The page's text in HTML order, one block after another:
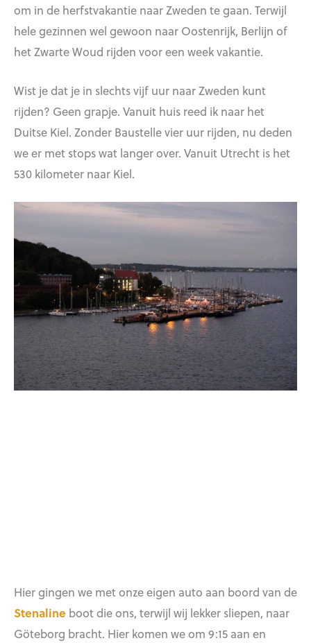
om in de herfstvakantie naar Zweden te gaan. Terwijl
hele gezinnen wel gewoon naar Oostenrijk, Berlijn of
het Zwarte Woud rijden voor een week vakantie.
Wist je dat je in slechts vijf uur naar Zweden kunt
rijden? Geen grapje. Vanuit huis reed ik naar het
Duitse Kiel. Zonder Baustelle vier uur rijden, nu deden
we er met stops wat langer over. Vanuit Utrecht is het
530 kilometer naar Kiel.
Hier gingen we met onze eigen auto aan boord van de
Stenaline boot die ons, terwijl wij lekker sliepen, naar
Göteborg bracht. Hier komen we om 9:15 aan en